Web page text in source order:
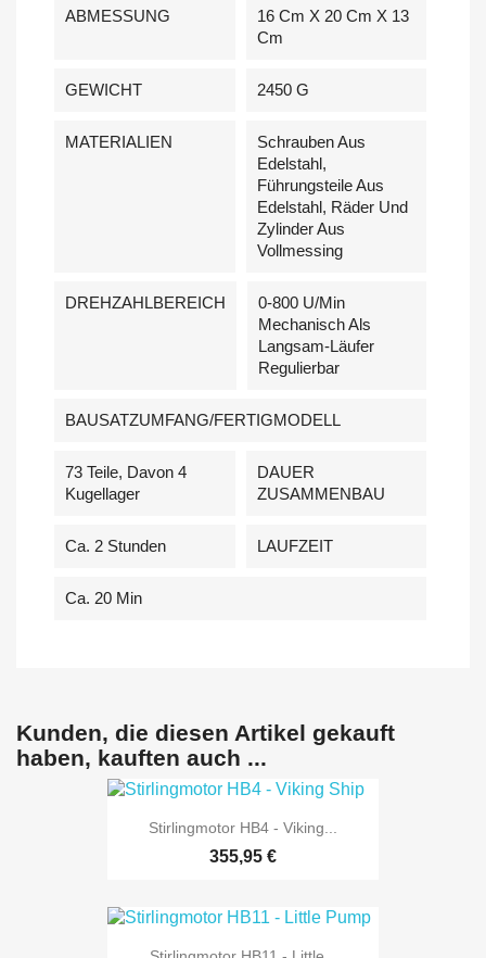
ABMESSUNG
16 Cm X 20 Cm X 13
Cm
GEWICHT 2450 G
MATERIALIEN
Schrauben Aus
Edelstahl,
Führungsteile Aus
Edelstahl, Räder Und
Zylinder Aus
Vollmessing
DREHZAHLBEREICH
0-800 U/min
Mechanisch Als
Langsam-Läufer
Regulierbar
BAUSATZUMFANG/FERTIGMODELL
73 Teile, Davon 4
Kugellager
DAUER
ZUSAMMENBAU
Ca. 2 Stunden LAUFZEIT
Ca. 20 Min
Kunden, die diesen Artikel gekauft
haben, kauften auch ...
Stirlingmotor HB4 - Viking...
355,95 €